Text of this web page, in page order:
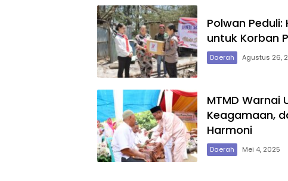
Polwan
untuk Korban
Daerah Agustus 26,
MTMD Warnai
Keagamaan,
Harmoni
Daerah Mei 4, 2025